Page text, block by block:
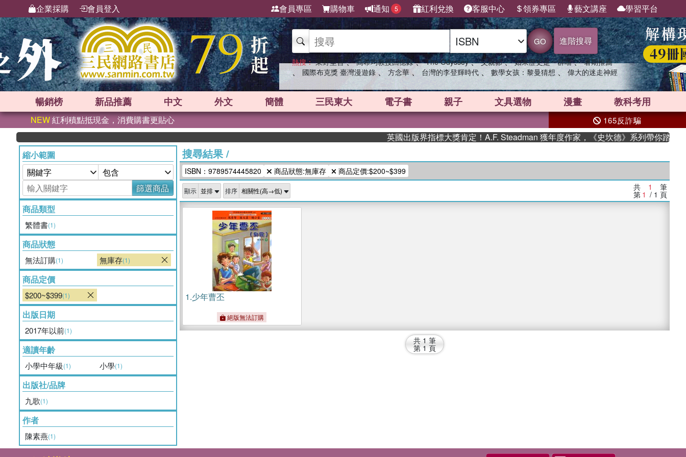
企業採購 會員登入 會員專區 購物車 通知 5 紅利兌換 客服中心 領券專區 藝文講座 學習平台
GO 進階搜尋
熱搜： 東野圭吾 、 高希均教授回憶錄 、 The Odyssey 、 父親節 、 如果歷史是一群喵 、 暑期推薦
、 國際布克獎 臺灣漫遊錄 、 方念華 、 台灣的李登輝時代 、 數學女孩：黎曼猜想 、 偉大的迷走神經
暢銷榜 新品推薦 中文 外文 簡體 三民東大 電子書 親子 文具選物 漫畫 教科考用
NEW紅利積點抵現金，消費購書更貼心 165反詐騙
英國出版界指標大獎肯定！A.F. Steadman 獲年度作家，《史坎德》系列帶你踏上熱血
縮小範圍
篩選商品
商品類型
繁體書(1)
商品狀態
無法訂購(1) 無庫存(1)
商品定價
$200~$399(1)
出版日期
2017年以前(1)
適讀年齡
小學中年級(1) 小學(1)
出版社/品牌
九歌(1)
作者
陳素燕(1)
搜尋結果/
ISBN：9789574445820 商品狀態:無庫存 商品定價:$200~$399
顯示 排序 共 1 筆
第 1 / 1 頁
1.少年曹丕
絕版無法訂購
共 1 筆
第 1 頁